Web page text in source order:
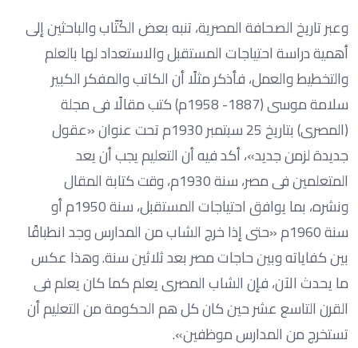
وعبر تاريخ الصحافة المصرية، تنبه بعض الكُتّاب والباحثين إلى
أهمية دراسة احتياجات المستقبل والاستعداد لها بالعلم
والتخطيط والعمل، فأذكر مثلًا أن الكاتب والمفكر الكبير
سلامة موسى (1887- 1958م) كتب مقالًا فى مجلة
(المصرى) بتاريخ 25 سبتمبر 1930م تحت عنوان «عقول
جديدة لزمن جديد»، أكد فيه أن التعليم يجب أن يعد
المتعلمين فى مصر، سنة 1930م، وقت كتابة المقال
ونشره، بما يوافق احتياجات المستقبل، سنة 1950م أو
سنة 1960م «حتى إذا خرج الشاب من المدارس وجد انطباقًا
بين كفاياته وبين حاجات مصر بعد ثلاثين سنة. وهذا عكس
ما يحدث الآن، فإن الشاب المصرى يعلم كما كان يعلم فى
القرن التاسع عشر حين كان كل هم الحكومة من التعليم أن
تستخرج من المدارس موظفين».